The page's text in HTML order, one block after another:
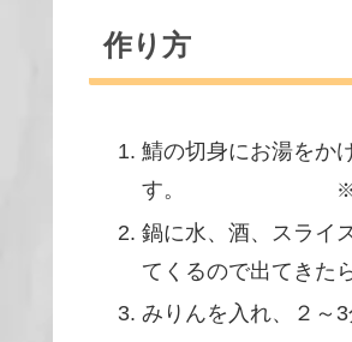
作り方
鯖の切身にお湯をか
す。
鍋に水、酒、スライ
てくるので出てきた
みりんを入れ、２～3